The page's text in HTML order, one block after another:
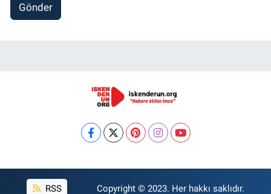
Gönder
RSS Copyright © 2023. Her hakkı saklıdır.